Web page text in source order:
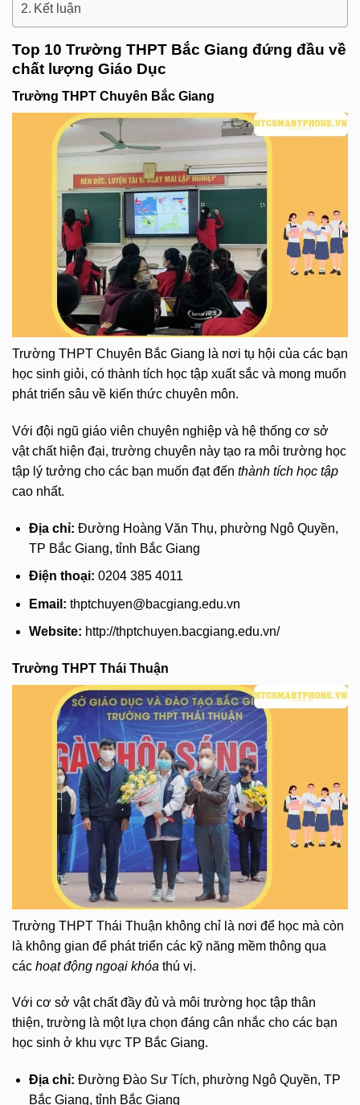
Kết luận
Top 10 Trường THPT Bắc Giang đứng đầu về
chất lượng Giáo Dục
Trường THPT Chuyên Bắc Giang
Trường THPT Chuyên Bắc Giang là nơi tụ hội của các bạn
học sinh giỏi, có thành tích học tập xuất sắc và mong muốn
phát triển sâu về kiến thức chuyên môn.
Với đội ngũ giáo viên chuyên nghiệp và hệ thống cơ sở
vật chất hiện đại, trường chuyên này tạo ra môi trường học
tập lý tưởng cho các bạn muốn đạt đến thành tích học tập
cao nhất.
Địa chỉ: Đường Hoàng Văn Thụ, phường Ngô Quyền,
TP Bắc Giang, tỉnh Bắc Giang
Điện thoại: 0204 385 4011
Email: thptchuyen@bacgiang.edu.vn
Website: http://thptchuyen.bacgiang.edu.vn/
Trường THPT Thái Thuận
Trường THPT Thái Thuận không chỉ là nơi để học mà còn
là không gian để phát triển các kỹ năng mềm thông qua
các hoạt động ngoại khóa thú vị.
Với cơ sở vật chất đầy đủ và môi trường học tập thân
thiện, trường là một lựa chọn đáng cân nhắc cho các bạn
học sinh ở khu vực TP Bắc Giang.
Địa chỉ: Đường Đào Sư Tích, phường Ngô Quyền, TP
Bắc Giang, tỉnh Bắc Giang